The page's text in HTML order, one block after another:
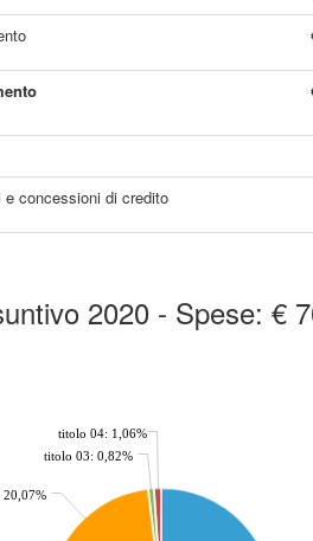
concessioni di credito
2020 - Spese: €
titolo 04: 1,06%
titolo 03: 0,82%